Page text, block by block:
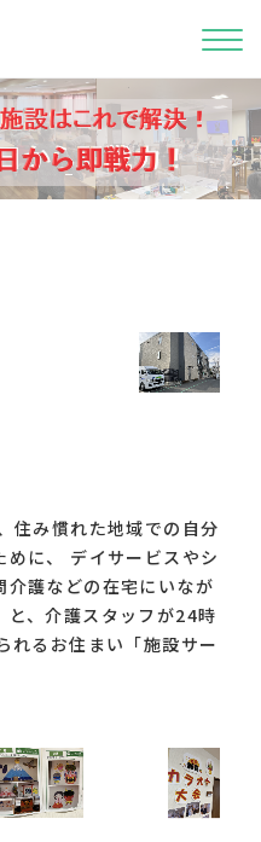
護施設
うた・ダンス・知育
治体民間施設
ラオケ・ゲーム
しく見る
ダーシステム
ニアから
住み慣れた地域での自分
に、 デイサービスやシ
介護などの在宅にいなが
と、介護スタッフが24時
れるお住まい「施設サー